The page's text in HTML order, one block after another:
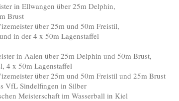
in Ellwangen über 25m Delphin,
über 25m und 50m Freistil,
der 4 x 50m Lagenstaffel
in Aalen über 25m Delphin und 50m Brust,
50m Lagenstaffel
über 25m und 50m Freistil und 25m Brust
Sindelfingen in Silber
im Wasserball in Kiel